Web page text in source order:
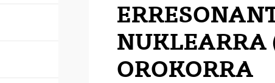
NUKLEARRA
OROKORRA